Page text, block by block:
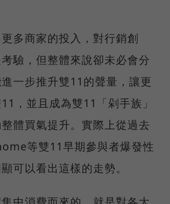
多商家的投入，對行銷創
驗，但整體來說卻未必會分
一步推升雙11的聲量，讓更
，並且成為雙11「剁手族」
體買氣提升。實際上從過去
等雙11早期參與者爆發性
可以看出這樣的走勢。